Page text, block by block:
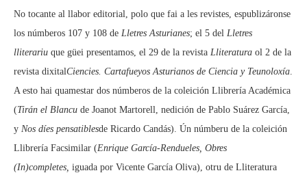
No tocante al llabor editorial, polo que fai a les revistes, espublizáronse
los númberos 107 y 108 de Lletres Asturianes; el 5 del Lletres
lliterariu que güei presentamos, el 29 de la revista Lliteratura ol 2 de la
revista dixitalCiencies. Cartafueyos Asturianos de Ciencia y Teunoloxía.
A esto hai quamestar dos númberos de la coleición Llibrería Académica
(Tirán el Blancu de Joanot Martorell, nedición de Pablo Suárez García,
y Nos díes pensatiblesde Ricardo Candás). Ún númberu de la coleición
Llibrería Facsimilar (Enrique García-Rendueles, Obres
(In)completes, iguada por Vicente García Oliva), otru de Lliteratura